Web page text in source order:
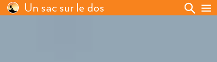
Un sac sur le dos